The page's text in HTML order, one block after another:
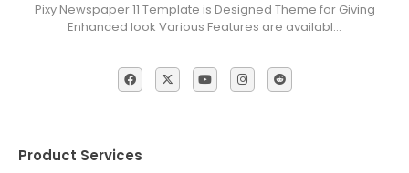
Pixy Newspaper 11 Template is Designed Theme for Giving
Enhanced look Various Features are availabl…
Product Services